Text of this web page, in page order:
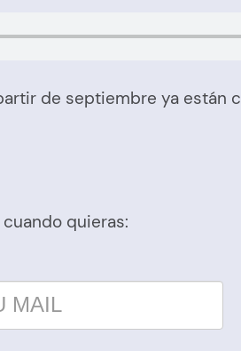
de septiembre ya están
quieras: